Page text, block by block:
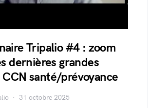
Tripalio #4 : zoom
dernières grandes
santé/prévoyance
31 octobre 2025